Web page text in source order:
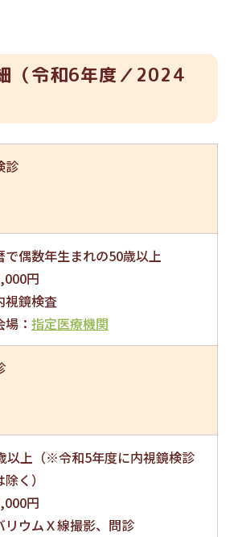
（令和6年度／2024
診
で偶数年生まれの50歳以上
円
視鏡検査
： 指定医療機関
以上（※令和5年度に内視鏡検診
く）
円
リウムＸ線撮影、問診